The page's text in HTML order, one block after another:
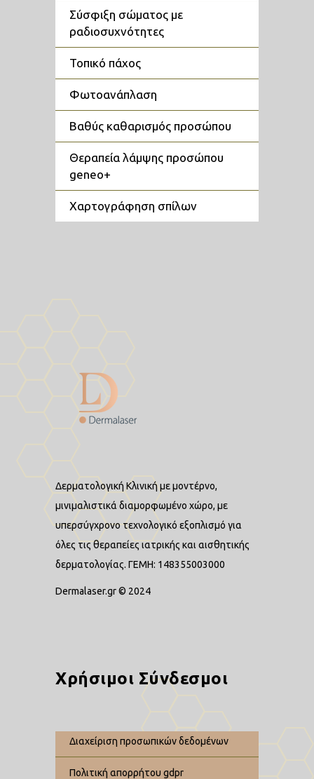
σύσφιξη σώματος με
ραδιοσυχνότητες
τοπικό πάχος
φωτοανάπλαση
βαθύς καθαρισμός προσώπου
θεραπεία λάμψης προσώπου
geneo+
χαρτογράφηση σπίλων
Δερματολογική Κλινική με μοντέρνο,
μινιμαλιστικά διαμορφωμένο χώρο, με
υπερσύγχρονο τεχνολογικό εξοπλισμό για
όλες τις θεραπείες ιατρικής και αισθητικής
δερματολογίας. ΓΕΜΗ: 148355003000
Dermalaser.gr © 2024
Χρήσιμοι Σύνδεσμοι
διαχείριση προσωπικών δεδομένων
πολιτική απορρήτου gdpr